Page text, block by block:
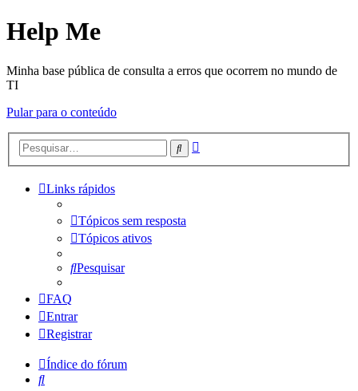
Help Me
Minha base pública de consulta a erros que ocorrem no mundo de
TI
Pular para o conteúdo
Pesquisar
Links rápidos
Tópicos sem resposta
Tópicos ativos
Pesquisar
FAQ
Entrar
Registrar
Índice do fórum
Pesquisar